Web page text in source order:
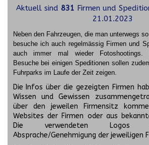
Aktuell sind 831 Firmen und
21.01.2023
Neben den Fahrzeugen, die man unterwegs
besuche ich auch regelmässig Firmen und
auch immer mal wieder Fotoshootings.
Besuche bei einigen Speditionen sollen
Fuhrparks im Laufe der Zeit zeigen.
Die Infos über die gezeigten Firmen
Wissen und Gewissen
über den jeweilen Firmensitz
Websites der Firmen oder aus
Die verwendeten Logos
Absprache/Genehmigung der jeweiligen